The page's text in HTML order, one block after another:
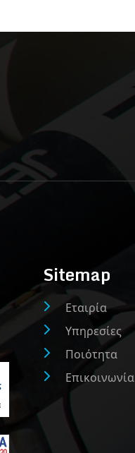
Sitemap
Εταιρία
Υπηρεσίες
Ποιότητα
Επικοινωνία